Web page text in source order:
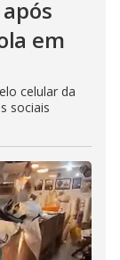
em
celular da
sociais